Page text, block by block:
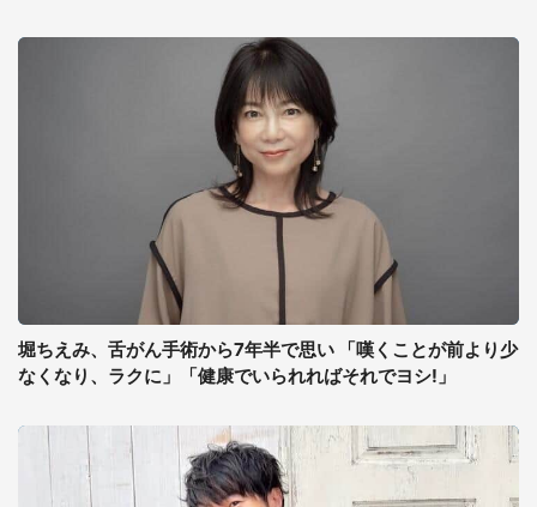
堀ちえみ、舌がん手術から7年半で思い 「嘆くことが前より少
なくなり、ラクに」「健康でいられればそれでヨシ!」